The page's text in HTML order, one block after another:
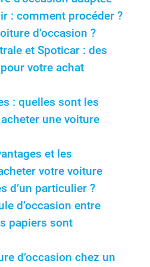
: comment procéder ?
d’occasion ?
et Spoticar : des
votre achat
: quelles sont les
une voiture
et les
votre voiture
d’un particulier ?
d’occasion entre
papiers sont
d’occasion chez un